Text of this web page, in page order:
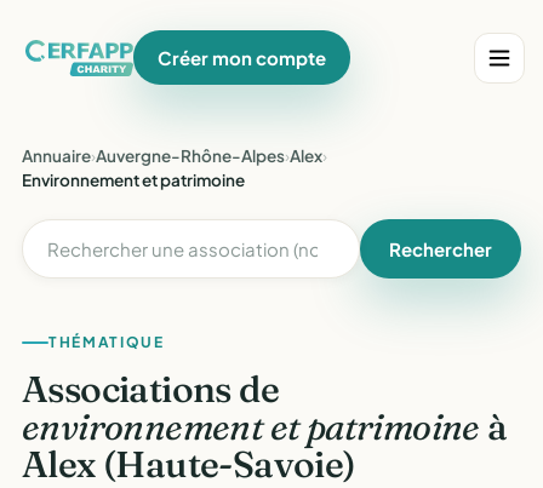
Créer mon compte
Annuaire›Auvergne-Rhône-Alpes›Alex›
Environnement et patrimoine
Rechercher
THÉMATIQUE
Associations de
environnement et patrimoine à
Alex (Haute-Savoie)